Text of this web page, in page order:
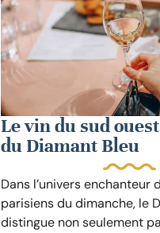
Le vin du sud
du Diamant Bleu
Dans l’univers enchanteur
parisiens du dimanche, le
distingue non seulement